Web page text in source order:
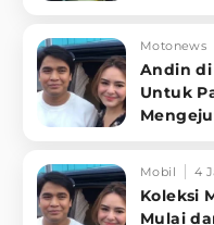
Motonews
Andin
Untuk
Mobil 4
Koleksi
Mulai